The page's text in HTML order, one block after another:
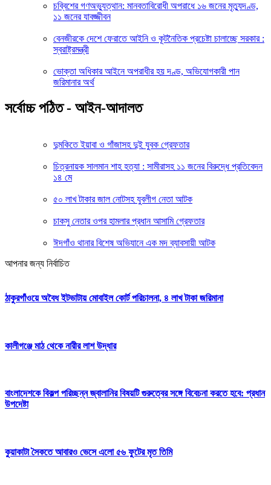
চব্বিশের গণঅভ্যুত্থান: মানবতাবিরোধী অপরাধে ১৬ জনের মৃত্যুদণ্ড,
১১ জনের যাবজ্জীবন
বেনজীরকে দেশে ফেরাতে আইনি ও কূটনৈতিক প্রচেষ্টা চালাচ্ছে সরকার :
স্বরাষ্ট্রমন্ত্রী
ভোক্তা অধিকার আইনে অপরাধীর হয় দণ্ড, অভিযোগকারী পান
জরিমানার অর্থ
সর্বোচ্চ পঠিত - আইন-আদালত
দুমকিতে ইয়াবা ও গাঁজাসহ দুই যুবক গ্রেফতার
চিত্রনায়ক সালমান শাহ হত্যা : সামীরাসহ ১১ জনের বিরুদ্ধে প্রতিবেদন
১৪ মে
৫০ লাখ টাকার জাল নোটসহ যুবলীগ নেতা আটক
চাকসু নেতার ওপর হামলার প্রধান আসামি গ্রেফতার
ঈদগাঁও থানার বিশেষ অভিযানে এক মদ ব্যাবসায়ী আটক
আপনার জন্য নির্বাচিত
ঠাকুরগাঁওয়ে অবৈধ ইটভাটায় মোবাইল কোর্ট পরিচালনা, ৪ লাখ টাকা জরিমানা
কালীগঞ্জে মাঠ থেকে নারীর লাশ উদ্ধার
বাংলাদেশকে বিকল্প পরিচ্ছন্ন জ্বালানির বিষয়টি গুরুত্বের সঙ্গে বিবেচনা করতে হবে: প্রধান
উপদেষ্টা
কুয়াকাটা সৈকতে আবারও ভেসে এলো ৫৬ ফুটের মৃত তিমি